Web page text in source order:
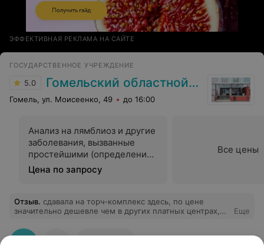
ЭФФЕКТИВНАЯ РЕКЛАМА НА САЙТЕ
ГОСУДАРСТВЕННОЕ УЧРЕЖДЕНИЕ
5.0 Гомельский областной ЦГЭ и ОЗ
Гомель, ул. Моисеенко, 49 до 16:00
Анализ на лямблиоз и другие
заболевания, вызванные
простейшими (определение
в фекалиях цист патогенных
кишечных простейших,
Цена по запросу
Все цены
Отзыв. сдавала на торч-комплекс здесь, по цене
значительно дешевле чем в других платных центрах,
получила в понедельник.присылают смс о готовности.
Еще